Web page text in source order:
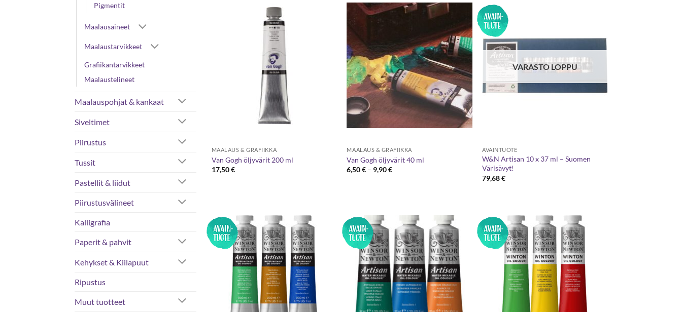
Pigmentit
Maalausaineet
Maalaustarvikkeet
Grafiikantarvikkeet
Maalaustelineet
Maalauspohjat & kankaat
Siveltimet
Piirustus
Tussit
Pastellit & liidut
Piirustusvälineet
Kalligrafia
Paperit & pahvit
Kehykset & Kiilapuut
Ripustus
Muut tuotteet
MAALAUS & GRAFIIKKA
Van Gogh öljyvärit 200 ml
17,50€
MAALAUS & GRAFIIKKA
Van Gogh öljyvärit 40 ml
6,50€ – 9,90€Hintaluokka:
VARASTO LOPPU
AVAINTUOTE
W&N Artisan 10 x 37 ml – Suomen
Värisävyt!
79,68€